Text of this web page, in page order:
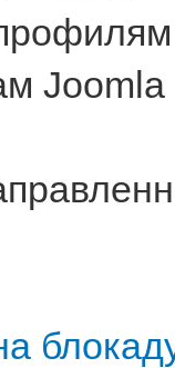
Joomla